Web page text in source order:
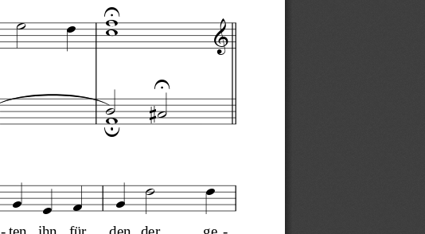
 


 

ten

- ihn

für

den,

der ge -